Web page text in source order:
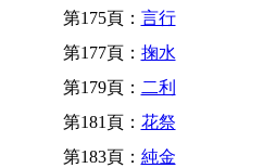
第175頁： 言行
第177頁： 掬水
第179頁： 二利
第181頁： 花祭
第183頁： 純金